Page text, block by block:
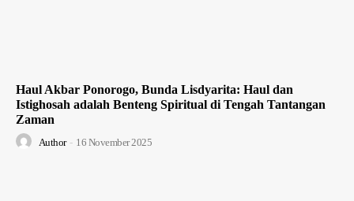
Haul Akbar Ponorogo, Bunda Lisdyarita: Haul dan
Istighosah adalah Benteng Spiritual di Tengah Tantangan
Zaman
Author - 16 November 2025